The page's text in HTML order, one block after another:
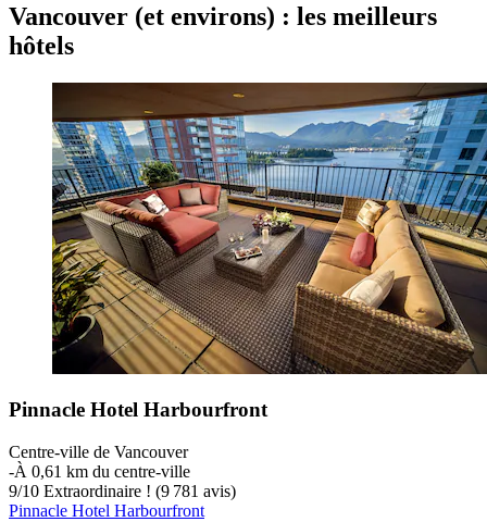
Vancouver (et environs) : les meilleurs
hôtels
Pinnacle Hotel Harbourfront
Centre-ville de Vancouver
‐À 0,61 km du centre-ville
9/10 Extraordinaire ! (9 781 avis)
Pinnacle Hotel Harbourfront